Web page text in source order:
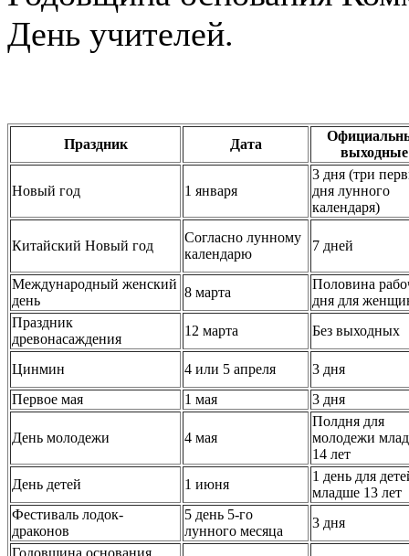
День учителей.
Праздник Дата
выходные
Новый год 1 января
3 дня (три
дня лунного
календаря)
Китайский Новый год
Согласно лунному
календарю
7 дней
Международный женский
день
8 марта
Половина
дня для
Праздник
древонасаждения
12 марта Без выходных
Цинмин 4 или 5 апреля
3 дня
Первое мая
1 мая 3 дня
День молодежи 4 мая
Полдня для
молодежи
14 лет
День детей
1 июня
1 день для
младше 13 лет
Фестиваль лодок-
драконов
5 день 5-го
лунного месяца
3 дня
Годовщина основания